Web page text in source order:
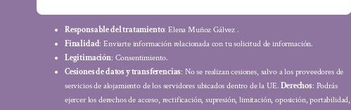
Responsable del tratamiento: Elena Muñoz Gálvez .
Finalidad: Enviarte información relacionada con tu solicitud de información.
Legitimación: Consentimiento.
Cesiones de datos y transferencias: No se realizan cesiones, salvo a los proveedores de
servicios de alojamiento de los servidores ubicados dentro de la UE.Derechos: Podrás
ejercer los derechos de acceso, rectificación, supresión, limitación, oposición, portabilidad,